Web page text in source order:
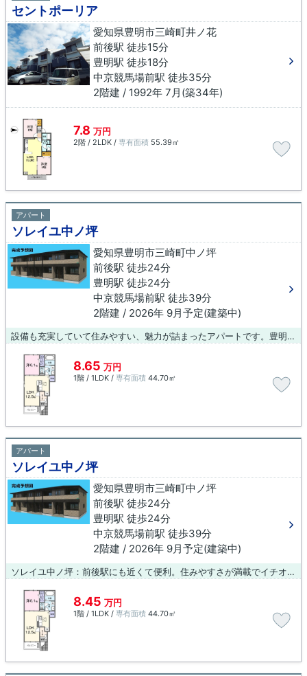
セントポーリア
愛知県豊明市三崎町井ノ花
前後駅 徒歩15分
豊明駅 徒歩18分
中京競馬場前駅 徒歩35分
2階建 / 1992年 7月(築34年)
7.8 万円
2階 / 2LDK / 専有面積 55.39㎡
アパート
ソレイユ中ノ坪
愛知県豊明市三崎町中ノ坪
前後駅 徒歩24分
豊明駅 徒歩24分
中京競馬場前駅 徒歩39分
2階建 / 2026年 9月予定(建築中)
設備も充実していて住みやすい、魅力が詰まったアパートです。豊明市エリアや前後駅付近の物件情報ならお任せください。あなたのお部屋探しを全力でサポートいたします。まずはお気軽にご連絡ください。
8.65 万円
1階 / 1LDK / 専有面積 44.70㎡
アパート
ソレイユ中ノ坪
愛知県豊明市三崎町中ノ坪
前後駅 徒歩24分
豊明駅 徒歩24分
中京競馬場前駅 徒歩39分
2階建 / 2026年 9月予定(建築中)
ソレイユ中ノ坪：前後駅にも近くて便利。住みやすさが満載でイチオシのアパートはこちらです。お部屋探しをするなら、当社にご連絡下さい。注目を集めている豊明市エリアや前後付近の賃貸情報を多数取り揃えております。
8.45 万円
1階 / 1LDK / 専有面積 44.70㎡